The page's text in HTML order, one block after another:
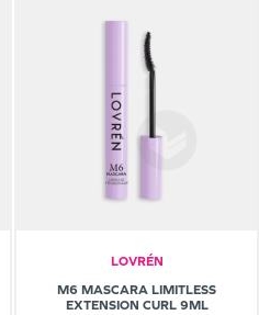
LOVRÉN
M6 MASCARA LIMITLESS
EXTENSION CURL 9ML